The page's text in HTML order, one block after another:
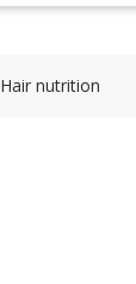
Hair nutrition